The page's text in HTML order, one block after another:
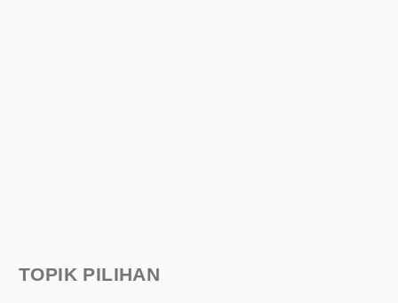
TOPIK PILIHAN